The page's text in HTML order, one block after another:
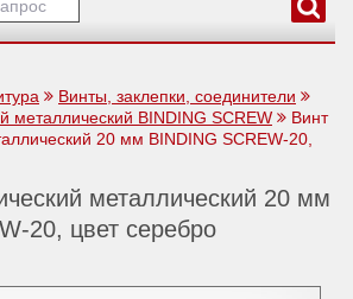
Винты, заклепки, соединители
металлический BINDING SCREW
Винт
20 мм BINDING SCREW-20,
металлический 20 мм
20, цвет серебро